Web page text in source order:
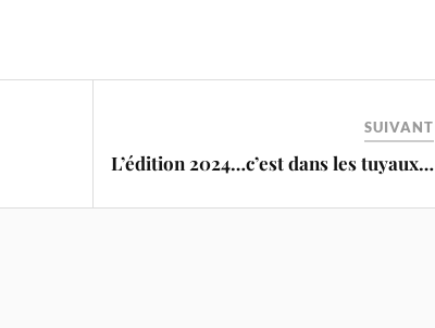
SUIVANT
L’édition 2024…c’est dans les tuyaux…